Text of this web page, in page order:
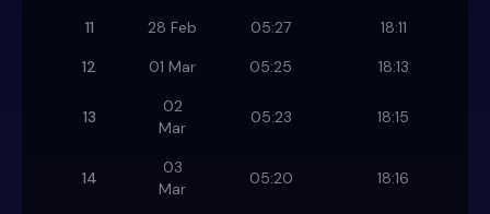
11
28 Feb 05:27
18:11
12
01 Mar 05:25 18:13
13
02
Mar
05:23 18:15
14
03
Mar
05:20 18:16